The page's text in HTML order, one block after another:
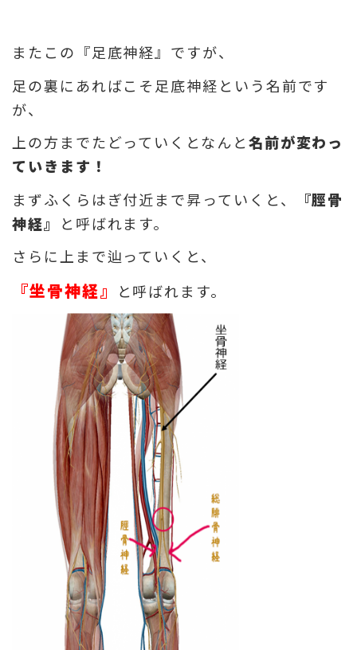
またこの『足底神経』ですが、
足の裏にあればこそ足底神経という名前です
が、
上の方までたどっていくとなんと名前が変わっ
ていきます！
まずふくらはぎ付近まで昇っていくと、
『脛骨
神経』
と呼ばれます。
さらに上まで辿っていくと、
『坐骨神経』 と呼ばれます。